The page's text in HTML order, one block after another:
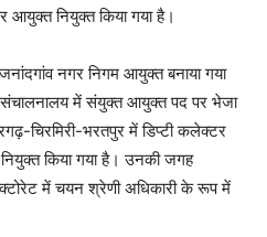
नियुक्त किया गया है।
नगर निगम आयुक्त बनाया गया
में संयुक्त आयुक्त पद पर भेजा
चिरमिरी-भरतपुर में डिप्टी कलेक्टर
किया गया है। उनकी जगह
में चयन श्रेणी अधिकारी के रूप में